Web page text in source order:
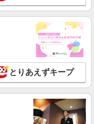
とりあえずキープ